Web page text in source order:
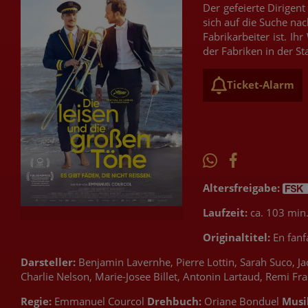
Der gefeierte
sich auf die Suche
Fabrikarbeiter ist. Ihr
der Fabriken in der
Ticket-Alarm
Altersfreigabe:
Laufzeit: ca. 103 min.
Originaltitel: En
Darsteller: Benjamin Lavernhe, Pierre Lottin, Sarah Suco,
Charlie Nelson, Marie-Josee Billet, Antonin Lartaud, Remi
Regie: Emmanuel Courcol Drehbuch: Oriane Bonduel